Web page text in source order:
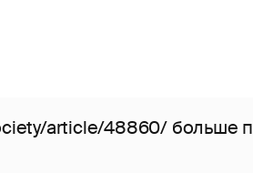
article/48860/ больше